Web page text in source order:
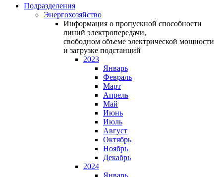
Подразделения
Энергохозяйство
Информация о пропускной способности
линий электропередачи,
свободном объеме электрической мощности
и загрузке подстанций
2023
Январь
Февраль
Март
Апрель
Май
Июнь
Июль
Август
Октябрь
Ноябрь
Декабрь
2024
Январь